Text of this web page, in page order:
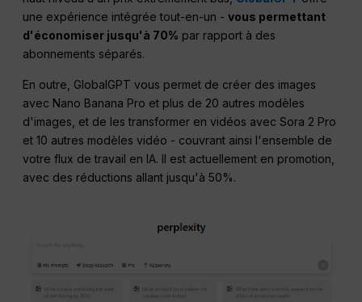
une expérience intégrée tout-en-un -vous permettant
d'économiser jusqu'à 70% par rapport à des
abonnements séparés.
En outre, GlobalGPT vous permet de créer des images
avec Nano Banana Pro et plus de 20 autres modèles
d'images, et de les transformer en vidéos avec Sora 2 Pro
et 10 autres modèles vidéo - couvrant ainsi l'ensemble de
votre flux de travail en IA. Il est actuellement en promotion,
avec des réductions allant jusqu'à 50%.